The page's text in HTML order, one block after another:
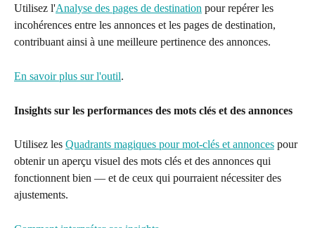
Utilisez l'Analyse des pages de destination pour repérer les
incohérences entre les annonces et les pages de destination,
contribuant ainsi à une meilleure pertinence des annonces.
En savoir plus sur l'outil.
Insights sur les performances des mots clés et des annonces
Utilisez les Quadrants magiques pour mot-clés et annonces pour
obtenir un aperçu visuel des mots clés et des annonces qui
fonctionnent bien — et de ceux qui pourraient nécessiter des
ajustements.